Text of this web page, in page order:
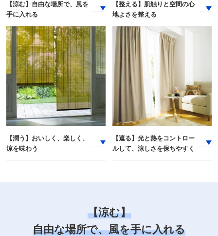
【涼む】自由な場所で、 風を
手に入れる
【整える】肌触りと空間の心
地よさを整える
【潤う】おいしく、楽しく、
涼を味わう
【遮る】光と熱をコントロー
ルして、 涼しさを保ちやすく
【涼む】
自由な場所で、風を手に入れる